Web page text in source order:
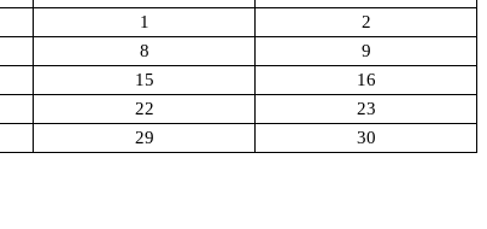
1
2
8
9
15
16
22
23
29
30